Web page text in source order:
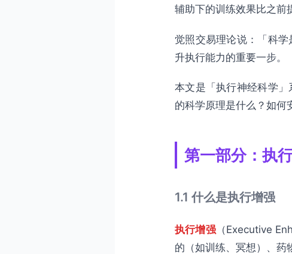
6.3 未来的可能性
总结
辅助下的训练效果比之前
觉照交易理论说：「科
升执行能力的重要一步。
本文是「执行神经科学
的科学原理是什么？如何
第一部分：执
1.1 什么是执行增强
执行增强（Executive
的（如训练、冥想）、药